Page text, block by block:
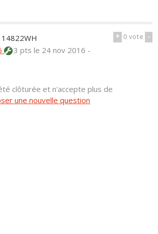
+ 0vote -
3 ptsle 24 nov 2016 -
clôturée et n'accepte plus de
une nouvelle question